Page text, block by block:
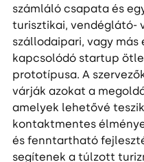
számláló csapata és
turisztikai, vendéglátó-
szállodaipari, vagy más
kapcsolódó startup
prototípusa. A
várják azokat a
amelyek lehetővé
kontaktmentes
és fenntartható
segítenek a túlzott